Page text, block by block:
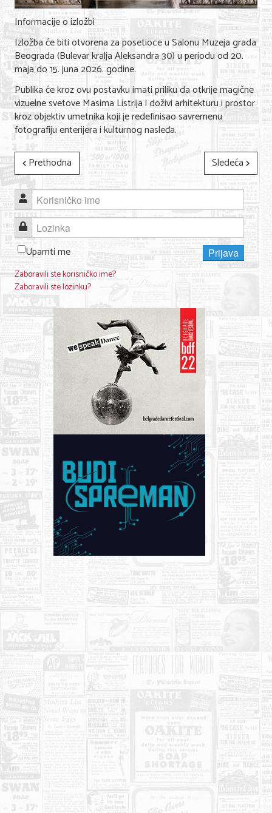
Informacije o izložbi
Izložba će biti otvorena za posetioce u Salonu Muzeja grada
Beograda (Bulevar kralja Aleksandra 30) u periodu od 20.
maja do 15. juna 2026. godine.
Publika će kroz ovu postavku imati priliku da otkrije magične
vizuelne svetove Masima Listrija i doživi arhitekturu i prostor
kroz objektiv umetnika koji je redefinisao savremenu
fotografiju enterijera i kulturnog nasleđa.
Prethodna
Sledeća
Korisničko ime
Lozinka
Upamti me
Prijava
Zaboravili ste korisničko ime?
Zaboravili ste lozinku?